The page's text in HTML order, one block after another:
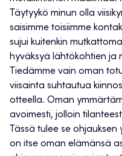
Täytyykö minun olla
saisimme toisiimme
sujui kuitenkin
hyväksyä lähtökohtien ja
Tiedämme vain oman
viisainta suhtautua
otteella. Oman
avoimesti, jolloin
Tässä tulee se ohjauksen
on itse oman elämänsä